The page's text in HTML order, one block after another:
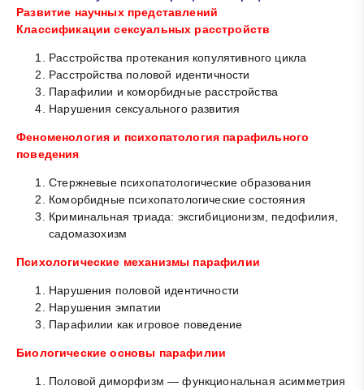
Развитие научных представлений
Классификации сексуальных расстройств
Расстройства протекания копулятивного цикла
Расстройства половой идентичности
Парафилии и коморбидные расстройства
Нарушения сексуального развития
Феноменология и психопатология парафильного
поведения
Стержневые психопатологические образования
Коморбидные психопатологические состояния
Криминальная триада: эксгибиционизм, педофилия,
садомазохизм
Психологические механизмы парафилии
Нарушения половой идентичности
Нарушения эмпатии
Парафилии как игровое поведение
Биологические основы парафилии
Половой диморфизм — функциональная асимметрия